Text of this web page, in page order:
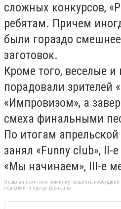
сложных конкурсов,
ребятам. Причем
были гораздо
заготовок.
Кроме того, веселые
порадовали зрителей
«Импровизом», а
смеха финальными
По итогам
занял «Funny club», II-
«Мы начинаем», III-е
Якщо ви помітили помилку, виділіть необхідний
повідомити про це редакцію